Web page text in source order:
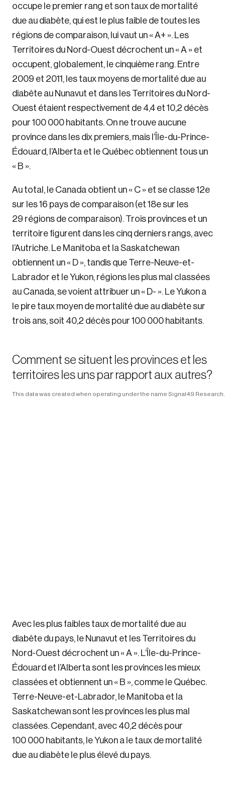
occupe le premier rang et son taux de mortalité
due au diabète, qui est le plus faible de toutes les
régions de comparaison, lui vaut un « A+ ». Les
Territoires du Nord-Ouest décrochent un « A » et
occupent, globalement, le cinquième rang. Entre
2009 et 2011, les taux moyens de mortalité due au
diabète au Nunavut et dans les Territoires du Nord-
Ouest étaient respectivement de 4,4 et 10,2 décès
pour 100 000 habitants. On ne trouve aucune
province dans les dix premiers, mais l’Île-du-Prince-
Édouard, l’Alberta et le Québec obtiennent tous un
« B ».
Au total, le Canada obtient un « C » et se classe 12e
sur les 16 pays de comparaison (et 18e sur les
29 régions de comparaison). Trois provinces et un
territoire figurent dans les cinq derniers rangs, avec
l’Autriche. Le Manitoba et la Saskatchewan
obtiennent un « D », tandis que Terre-Neuve-et-
Labrador et le Yukon, régions les plus mal classées
au Canada, se voient attribuer un « D- ». Le Yukon a
le pire taux moyen de mortalité due au diabète sur
trois ans, soit 40,2 décès pour 100 000 habitants.
Comment se situent les provinces et les
territoires les uns par rapport aux autres?
Avec les plus faibles taux de mortalité due au
diabète du pays, le Nunavut et les Territoires du
Nord-Ouest décrochent un « A ». L’Île-du-Prince-
Édouard et l’Alberta sont les provinces les mieux
classées et obtiennent un « B », comme le Québec.
Terre-Neuve-et-Labrador, le Manitoba et la
Saskatchewan sont les provinces les plus mal
classées. Cependant, avec 40,2 décès pour
100 000 habitants, le Yukon a le taux de mortalité
due au diabète le plus élevé du pays.